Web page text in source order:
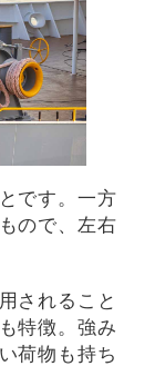
です。一方
ので、左右
されること
特徴。強み
荷物も持ち